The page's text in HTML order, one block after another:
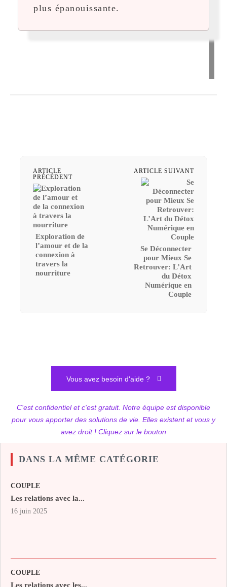
plus épanouissante.
ARTICLE
PRÉCÉDENT
Exploration de
l’amour et de la
connexion à
travers la
nourriture
ARTICLE SUIVANT
Se Déconnecter
pour Mieux Se
Retrouver: L’Art
du Détox
Numérique en
Couple
Vous avez besoin d'aide ?
C'est confidentiel et c'est gratuit. Notre équipe est disponible
pour vous apporter des solutions de vie. Elles existent et vous y
avez droit ! Cliquez sur le bouton
DANS LA MÊME CATÉGORIE
COUPLE
Les relations avec la...
16 juin 2025
COUPLE
Les relations avec les...